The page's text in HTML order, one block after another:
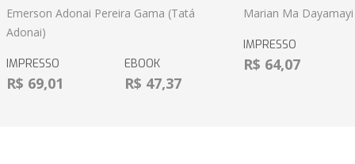
Emerson Adonai Pereira Gama (Tatá
Adonai)
IMPRESSO
R$ 69,01
EBOOK
R$ 47,37
Marian Ma Dayamayi
IMPRESSO
R$ 64,07